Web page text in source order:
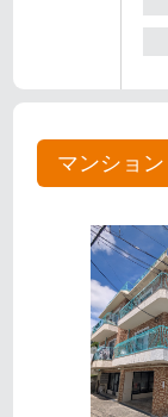
マンション